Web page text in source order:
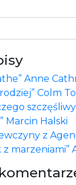
Anne
Colm
Marcin Halski
z
z marzeniami”